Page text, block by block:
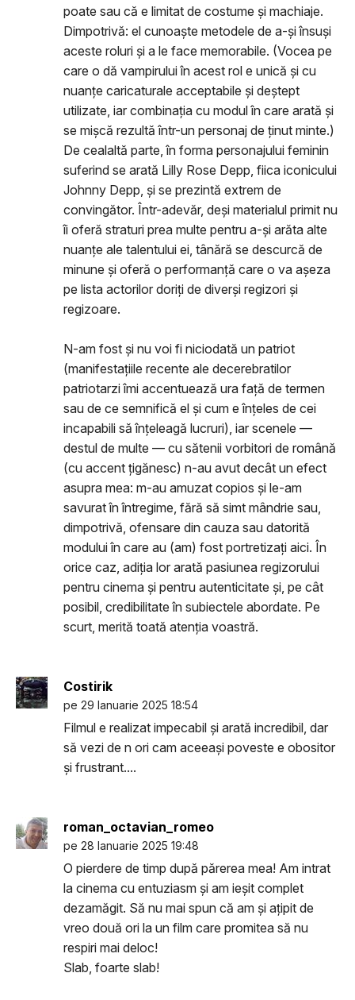
poate sau că e limitat de costume și machiaje.
Dimpotrivă: el cunoaște metodele de a-și însuși
aceste roluri și a le face memorabile. (Vocea pe
care o dă vampirului în acest rol e unică și cu
nuanțe caricaturale acceptabile și deștept
utilizate, iar combinația cu modul în care arată și
se mișcă rezultă într-un personaj de ținut minte.)
De cealaltă parte, în forma personajului feminin
suferind se arată Lilly Rose Depp, fiica iconicului
Johnny Depp, și se prezintă extrem de
convingător. Într-adevăr, deși materialul primit nu
îi oferă straturi prea multe pentru a-și arăta alte
nuanțe ale talentului ei, tânără se descurcă de
minune și oferă o performanță care o va așeza
pe lista actorilor doriți de diverși regizori și
regizoare.
N-am fost și nu voi fi niciodată un patriot
(manifestațiile recente ale decerebratilor
patriotarzi îmi accentuează ura față de termen
sau de ce semnifică el și cum e înțeles de cei
incapabili să înțeleagă lucruri), iar scenele —
destul de multe — cu sătenii vorbitori de română
(cu accent țigănesc) n-au avut decât un efect
asupra mea: m-au amuzat copios și le-am
savurat în întregime, fără să simt mândrie sau,
dimpotrivă, ofensare din cauza sau datorită
modului în care au (am) fost portretizați aici. În
orice caz, adiția lor arată pasiunea regizorului
pentru cinema și pentru autenticitate și, pe cât
posibil, credibilitate în subiectele abordate. Pe
scurt, merită toată atenția voastră.
Costirik
pe 29 Ianuarie 2025 18:54
Filmul e realizat impecabil și arată incredibil, dar
să vezi de n ori cam aceeași poveste e obositor
și frustrant....
roman_octavian_romeo
pe 28 Ianuarie 2025 19:48
O pierdere de timp după părerea mea! Am intrat
la cinema cu entuziasm și am ieșit complet
dezamăgit. Să nu mai spun că am și ațipit de
vreo două ori la un film care promitea să nu
respiri mai deloc!
Slab, foarte slab!